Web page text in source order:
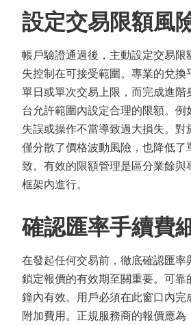
設定交易限額風
帳戶驗證通過後，主動設定交易
失控制在可接受範圍。專業的兌
單日或單次交易上限，而完成進
台允許範圍內設定合理的限額。
失誤或操作不當導致過大損失。對
僅分散了價格波動風險，也降低
致。有效的限額管理是區分業餘
框架內進行。
確認匯率手續費
在發起任何交易前，徹底確認匯
鎖定報價的有效期至關重要。可靠
鐘內有效。用戶必須在此窗口內
附加費用。正規服務商的報價應